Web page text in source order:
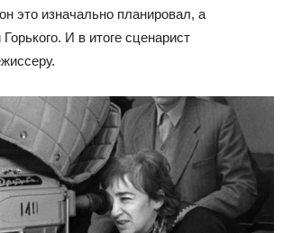
это изначально планировал, а
И в итоге сценарист